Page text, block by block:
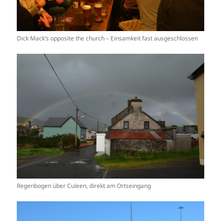
Dick Mack’s opposite the church – Einsamkeit fast ausgeschlossen
Regenbogen über Culeen, direkt am Ortseingang